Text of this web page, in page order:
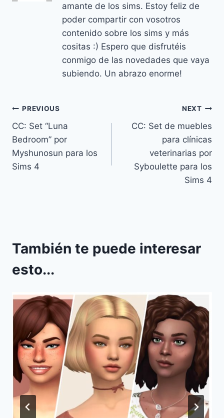
amante de los sims. Estoy feliz de
poder compartir con vosotros
contenido sobre los sims y más
cositas :) Espero que disfrutéis
conmigo de las novedades que vaya
subiendo. Un abrazo enorme!
Navegación
de
entradas
PREVIOUS
CC: Set “Luna
Bedroom” por
Myshunosun para los
Sims 4
NEXT
CC: Set de muebles
para clínicas
veterinarias por
Syboulette para los
Sims 4
También te puede interesar
esto...